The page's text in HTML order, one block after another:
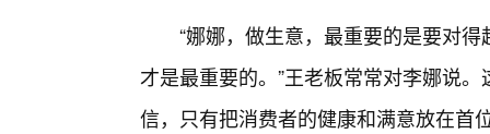
“娜娜，做生意，最重要的是要对
才是最重要的。”王老板常常对李娜说
信，只有把消费者的健康和满意放在首